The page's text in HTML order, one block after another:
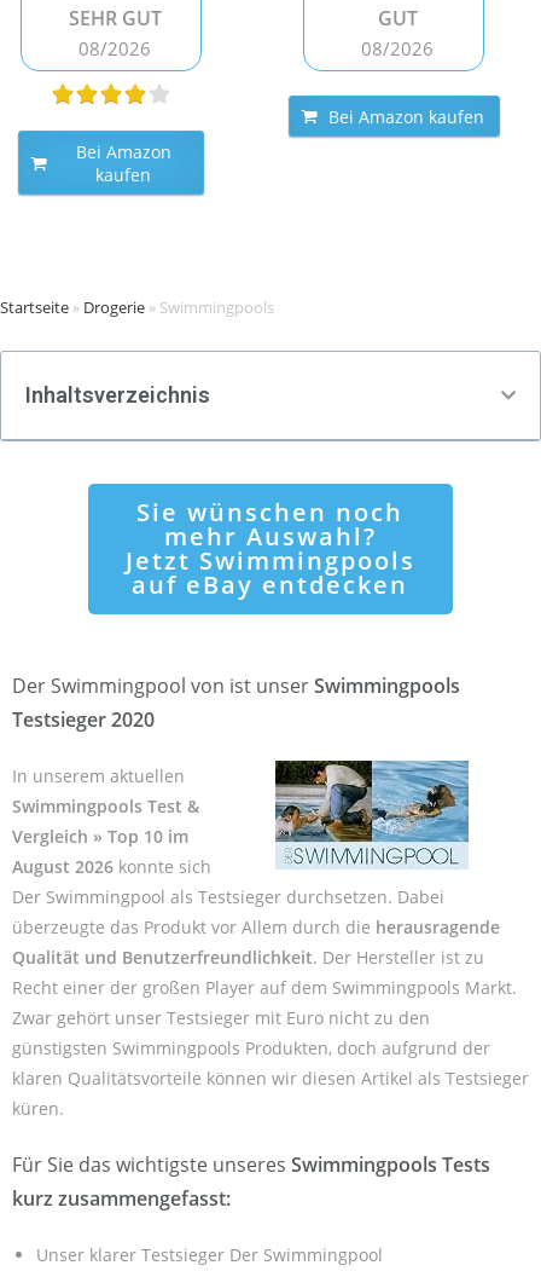
SEHR GUT
08/2026
Bei Amazon
kaufen
GUT
08/2026
Bei Amazon kaufen
Startseite » Drogerie » Swimmingpools
Inhaltsverzeichnis
Sie wünschen noch
mehr Auswahl?
Jetzt Swimmingpools
auf eBay entdecken
Der Swimmingpool von ist unserSwimmingpools
Testsieger 2020
In unserem aktuellen
Swimmingpools Test &
Vergleich » Top 10 im
August 2026 konnte sich
Der Swimmingpool als Testsieger durchsetzen. Dabei
überzeugte das Produkt vor Allem durch die herausragende
Qualität und Benutzerfreundlichkeit. Der Hersteller ist zu
Recht einer der großen Player auf dem Swimmingpools Markt.
Zwar gehört unser Testsieger mit Euro nicht zu den
günstigsten Swimmingpools Produkten, doch aufgrund der
klaren Qualitätsvorteile können wir diesen Artikel als Testsieger
küren.
Für Sie das wichtigste unseres Swimmingpools Tests
kurz zusammengefasst:
Unser klarer Testsieger Der Swimmingpool